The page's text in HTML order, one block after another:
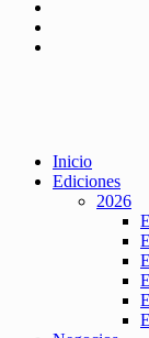
Inicio
Ediciones
2026